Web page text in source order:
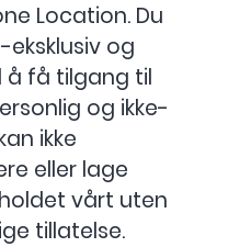
Location. Du
eksklusiv og
å få tilgang til
og ikke-
ikke
eller lage
vårt uten
tillatelse.